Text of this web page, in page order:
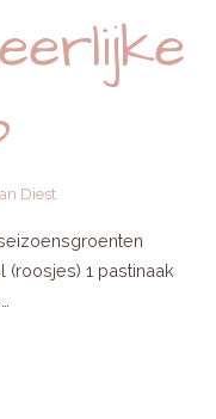
Diest
1 pastinaak